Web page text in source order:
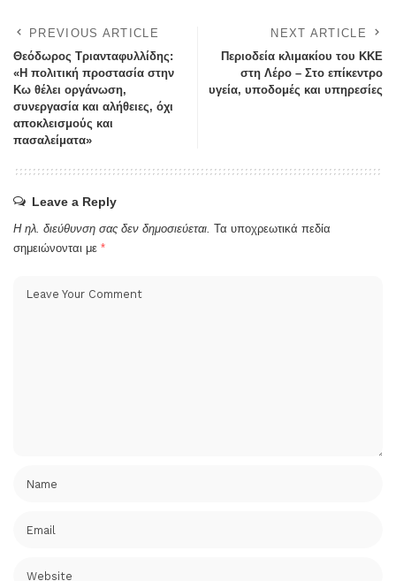
PREVIOUS ARTICLE
Θεόδωρος Τριανταφυλλίδης:
«Η πολιτική προστασία στην
Κω θέλει οργάνωση,
συνεργασία και αλήθειες, όχι
αποκλεισμούς και
πασαλείματα»
NEXT ARTICLE
Περιοδεία κλιμακίου του ΚΚΕ
στη Λέρο – Στο επίκεντρο
υγεία, υποδομές και υπηρεσίες
Leave a Reply
Η ηλ. διεύθυνση σας δεν δημοσιεύεται. Τα υποχρεωτικά πεδία
σημειώνονται με *